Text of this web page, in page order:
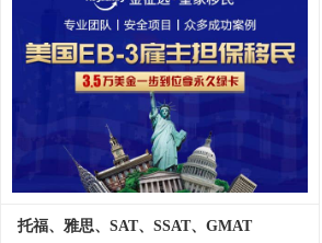
托福、雅思、SAT、SSAT、GMAT